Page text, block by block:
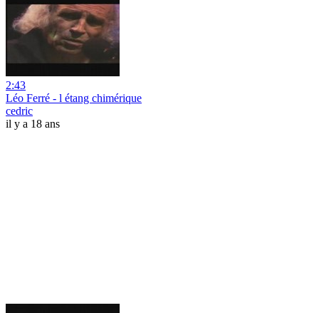
2:43
Léo Ferré - l étang chimérique
cedric
il y a 18 ans